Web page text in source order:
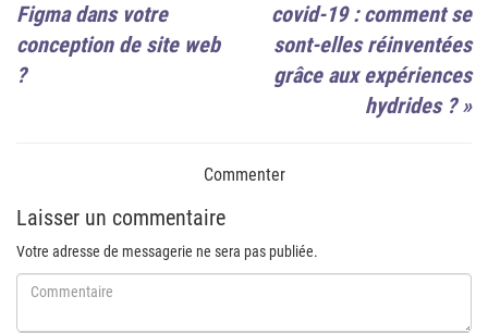
Figma dans votre
conception de site web
?
covid-19 : comment se
sont-elles réinventées
grâce aux expériences
hydrides ?»
Commenter
Laisser un commentaire
Votre adresse de messagerie ne sera pas publiée.